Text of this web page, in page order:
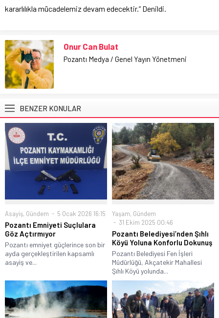
kararlılıkla mücadelemiz devam edecektir.” Denildi.
Onur Can Bulat
Pozantı Medya / Genel Yayın Yönetmeni
BENZER KONULAR
Asayiş, Gündem 5 Ocak 2026 16:15
Pozantı Emniyeti Suçlulara
Göz Açtırmıyor
Pozantı emniyet güçlerince son bir
ayda gerçekleştirilen kapsamlı
asayiş ve...
Yaşam, Gündem
31 Ekim 2025 00:46
Pozantı Belediyesi’nden Şıhlı
Köyü Yoluna Konforlu Dokunuş
Pozantı Belediyesi Fen İşleri
Müdürlüğü, Akçatekir Mahallesi
Şıhlı Köyü yolunda...